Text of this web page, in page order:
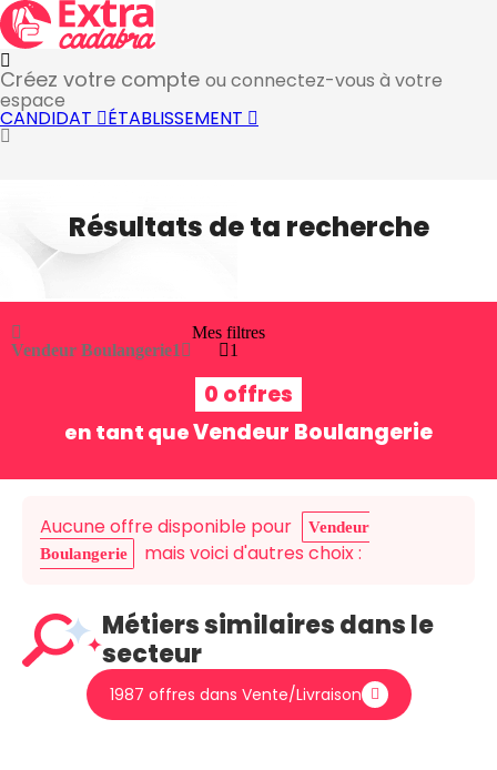
Créez votre compte ou connectez-vous à votre
espace
CANDIDAT ÉTABLISSEMENT
Résultats de ta recherche
Vendeur Boulangerie1
Mes filtres
1
0 offres
en tant queVendeur Boulangerie
Aucune offre disponible pour
Vendeur
Boulangerie
mais voici d'autres choix :
Métiers similaires dans le
secteur
1987 offres dans Vente/Livraison